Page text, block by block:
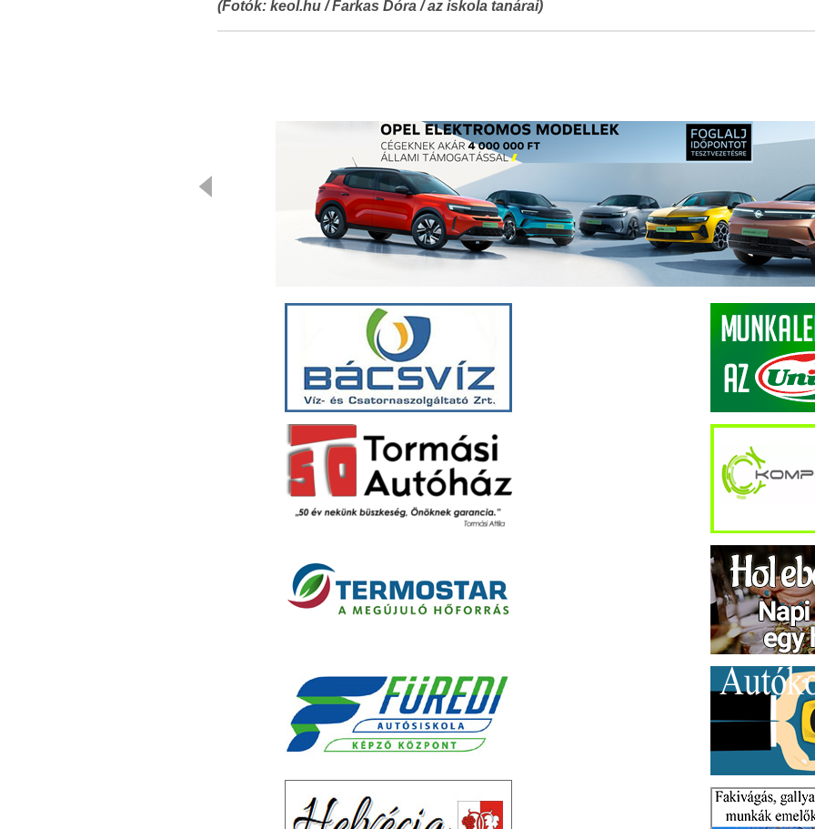
(Fotók: keol.hu / Farkas Dóra / az iskola tanárai)